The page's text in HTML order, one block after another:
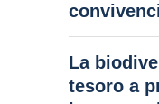
La
tesoro a